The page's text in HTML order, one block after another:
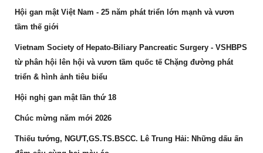
Hội gan mật Việt Nam - 25 năm phát triển lớn mạnh và vươn
tầm thế giới
Vietnam Society of Hepato-Biliary Pancreatic Surgery - VSHBPS
từ phân hội lên hội và vươn tầm quốc tế Chặng đường phát
triển & hình ảnh tiêu biểu
Hội nghị gan mật lần thứ 18
Chúc mừng năm mới 2026
Thiếu tướng, NGƯT,GS.TS.BSCC. Lê Trung Hải: Những dấu ấn